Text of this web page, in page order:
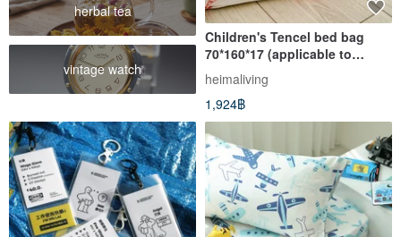
herbal tea
vintage watch
Children's Tencel bed bag
70*160*17 (applicable to
general children/IKEA
children's size non-extended
type)
heimaliving
1,924฿